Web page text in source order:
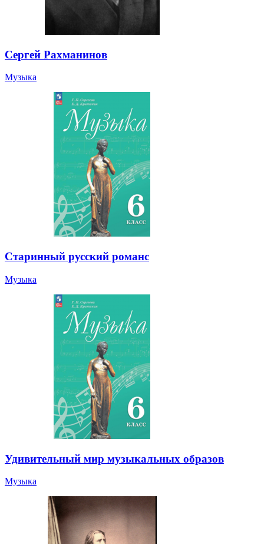
Сергей Рахманинов
Музыка
Старинный русский романс
Музыка
Удивительный мир музыкальных образов
Музыка